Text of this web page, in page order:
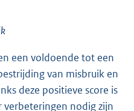
een voldoende tot een
van misbruik en
deze positieve score is
verbeteringen nodig zijn